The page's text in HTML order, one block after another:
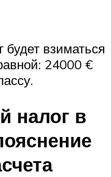
взиматься
24000 €
налог в